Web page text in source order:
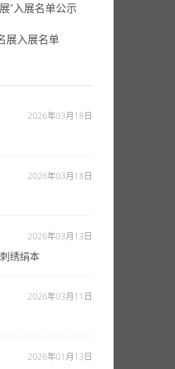
”入展名单公示
展入展名单
2026年03月18日
2026年03月18日
2026年03月13日
绣绢本
2026年03月11日
2026年01月13日